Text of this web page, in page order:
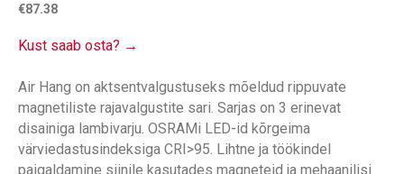
€87.38
Kust saab osta? →
Air Hang on aktsentvalgustuseks mõeldud rippuvate
magnetiliste rajavalgustite sari. Sarjas on 3 erinevat
disainiga lambivarju. OSRAMi LED-id kõrgeima
värviedastusindeksiga CRI>95. Lihtne ja töökindel
paigaldamine siinile kasutades magneteid ja mehaanilisi